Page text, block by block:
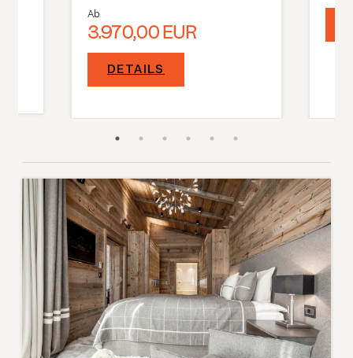
Ab
3.970,00 EUR
DETAILS